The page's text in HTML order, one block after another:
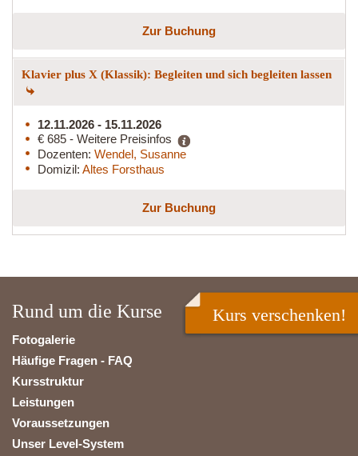
Zur Buchung
Klavier plus X (Klassik): Begleiten und sich begleiten lassen
12.11.2026 - 15.11.2026
€ 685 - Weitere Preisinfos
Dozenten: Wendel, Susanne
Domizil: Altes Forsthaus
Zur Buchung
Rund um die Kurse
Fotogalerie
Häufige Fragen - FAQ
Kursstruktur
Leistungen
Voraussetzungen
Unser Level-System
Kurs verschenken!